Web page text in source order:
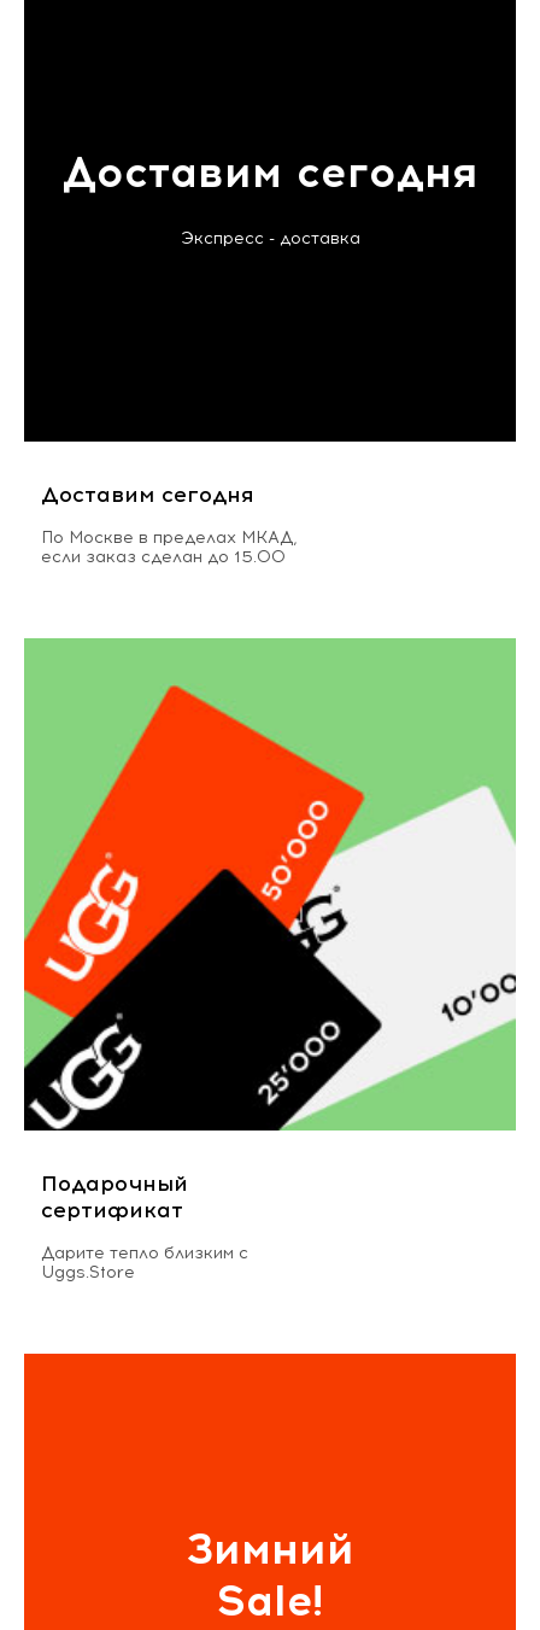
Доставим сегодня
Экспресс - доставка
Доставим сегодня
По Москве в пределах МКАД,
если заказ сделан до 15.00
Подарочный
сертификат
Дарите тепло близким с
Uggs.Store
Зимний
Sale!